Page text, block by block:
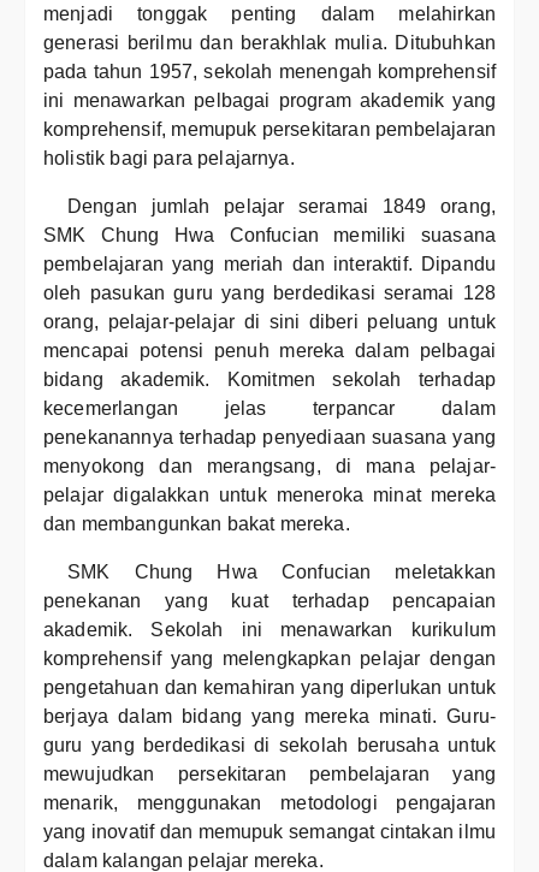
menjadi tonggak penting dalam melahirkan
generasi berilmu dan berakhlak mulia. Ditubuhkan
pada tahun 1957, sekolah menengah komprehensif
ini menawarkan pelbagai program akademik yang
komprehensif, memupuk persekitaran pembelajaran
holistik bagi para pelajarnya.
Dengan jumlah pelajar seramai 1849 orang,
SMK Chung Hwa Confucian memiliki suasana
pembelajaran yang meriah dan interaktif. Dipandu
oleh pasukan guru yang berdedikasi seramai 128
orang, pelajar-pelajar di sini diberi peluang untuk
mencapai potensi penuh mereka dalam pelbagai
bidang akademik. Komitmen sekolah terhadap
kecemerlangan jelas terpancar dalam
penekanannya terhadap penyediaan suasana yang
menyokong dan merangsang, di mana pelajar-
pelajar digalakkan untuk meneroka minat mereka
dan membangunkan bakat mereka.
SMK Chung Hwa Confucian meletakkan
penekanan yang kuat terhadap pencapaian
akademik. Sekolah ini menawarkan kurikulum
komprehensif yang melengkapkan pelajar dengan
pengetahuan dan kemahiran yang diperlukan untuk
berjaya dalam bidang yang mereka minati. Guru-
guru yang berdedikasi di sekolah berusaha untuk
mewujudkan persekitaran pembelajaran yang
menarik, menggunakan metodologi pengajaran
yang inovatif dan memupuk semangat cintakan ilmu
dalam kalangan pelajar mereka.